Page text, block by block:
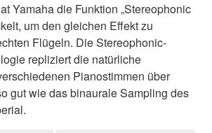
Yamaha die Funktion „Stereophonic
um den gleichen Effekt zu
Flügeln. Die Stereophonic-
repliziert die natürliche
Pianostimmen über
gut wie das binaurale Sampling des